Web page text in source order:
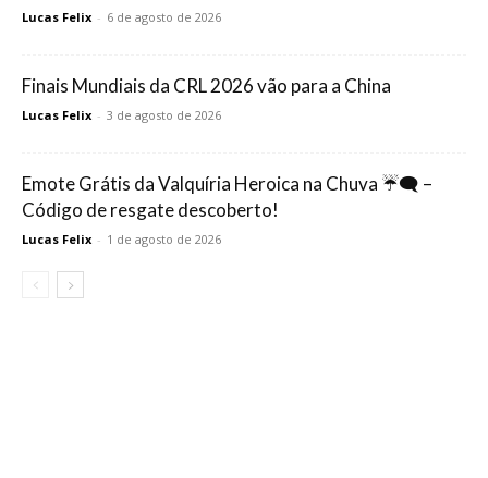
Lucas Felix - 6 de agosto de 2026
Finais Mundiais da CRL 2026 vão para a China
Lucas Felix - 3 de agosto de 2026
Emote Grátis da Valquíria Heroica na Chuva ☔🗨️ –
Código de resgate descoberto!
Lucas Felix - 1 de agosto de 2026